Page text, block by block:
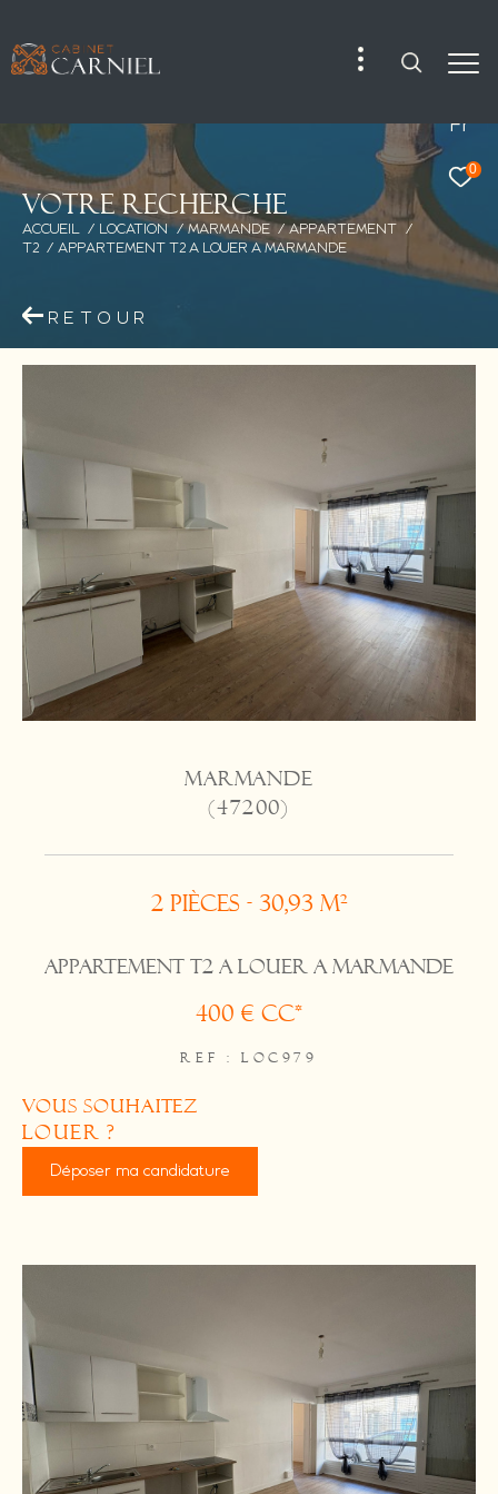
Fr
0
Votre recherche
ACCUEIL LOCATION MARMANDE
APPARTEMENT
T2
APPARTEMENT T2 A LOUER A MARMANDE
RETOUR
MARMANDE
(47200)
2 pièces - 30,93 m²
APPARTEMENT T2 A LOUER A MARMANDE
400 € CC*
REF : LOC979
vous souhaitez
louer ?
Déposer ma candidature